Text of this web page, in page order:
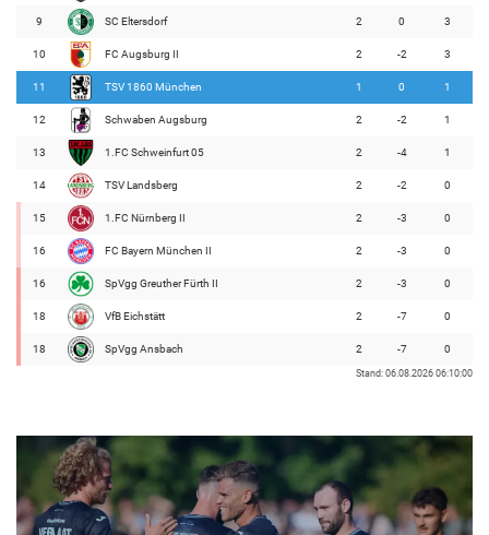
9 SC Eltersdorf 2 0 3
10 FC Augsburg II 2 -2 3
11 TSV 1860 München 1 0 1
12 Schwaben Augsburg 2 -2 1
13 1.FC Schweinfurt 05 2 -4 1
14 TSV Landsberg 2 -2 0
15 1.FC Nürnberg II 2 -3 0
16 FC Bayern München II 2 -3 0
16 SpVgg Greuther Fürth II 2 -3 0
18 VfB Eichstätt 2 -7 0
18 SpVgg Ansbach 2 -7 0
Stand: 06.08.2026 06:10:00